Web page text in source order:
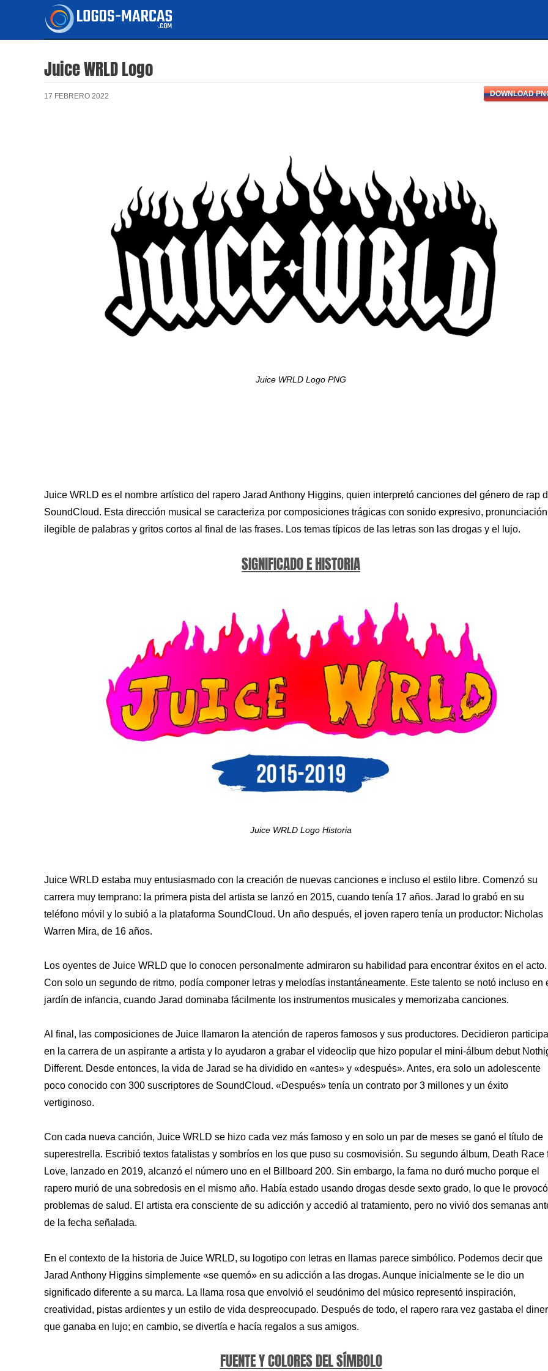
contenido
Juice WRLD Logo
17 FEBRERO 2022 DOWNLOAD
Juice WRLD Logo PNG
Juice WRLD es el nombre artístico del rapero Jarad Anthony Higgins, quien interpretó canciones del género de rap
SoundCloud. Esta dirección musical se caracteriza por composiciones trágicas con sonido expresivo, pronunciación
ilegible de palabras y gritos cortos al final de las frases. Los temas típicos de las letras son las drogas y el lujo.
SIGNIFICADO E HISTORIA
Juice WRLD Logo Historia
Juice WRLD estaba muy entusiasmado con la creación de nuevas canciones e incluso el estilo libre. Comenzó su
carrera muy temprano: la primera pista del artista se lanzó en 2015, cuando tenía 17 años. Jarad lo grabó en su
teléfono móvil y lo subió a la plataforma SoundCloud. Un año después, el joven rapero tenía un productor: Nicholas
Warren Mira, de 16 años.
Los oyentes de Juice WRLD que lo conocen personalmente admiraron su habilidad para encontrar éxitos en el acto.
Con solo un segundo de ritmo, podía componer letras y melodías instantáneamente. Este talento se notó incluso en
jardín de infancia, cuando Jarad dominaba fácilmente los instrumentos musicales y memorizaba canciones.
Al final, las composiciones de Juice llamaron la atención de raperos famosos y sus productores. Decidieron
en la carrera de un aspirante a artista y lo ayudaron a grabar el videoclip que hizo popular el mini-álbum debut
Different. Desde entonces, la vida de Jarad se ha dividido en «antes» y «después». Antes, era solo un adolescente
poco conocido con 300 suscriptores de SoundCloud. «Después» tenía un contrato por 3 millones y un éxito
vertiginoso.
Con cada nueva canción, Juice WRLD se hizo cada vez más famoso y en solo un par de meses se ganó el título de
superestrella. Escribió textos fatalistas y sombríos en los que puso su cosmovisión. Su segundo álbum, Death Race
Love, lanzado en 2019, alcanzó el número uno en el Billboard 200. Sin embargo, la fama no duró mucho porque el
rapero murió de una sobredosis en el mismo año. Había estado usando drogas desde sexto grado, lo que le provocó
problemas de salud. El artista era consciente de su adicción y accedió al tratamiento, pero no vivió dos semanas
de la fecha señalada.
En el contexto de la historia de Juice WRLD, su logotipo con letras en llamas parece simbólico. Podemos decir que
Jarad Anthony Higgins simplemente «se quemó» en su adicción a las drogas. Aunque inicialmente se le dio un
significado diferente a su marca. La llama rosa que envolvió el seudónimo del músico representó inspiración,
creatividad, pistas ardientes y un estilo de vida despreocupado. Después de todo, el rapero rara vez gastaba el
que ganaba en lujo; en cambio, se divertía e hacía regalos a sus amigos.
FUENTE Y COLORES DEL SÍMBOLO